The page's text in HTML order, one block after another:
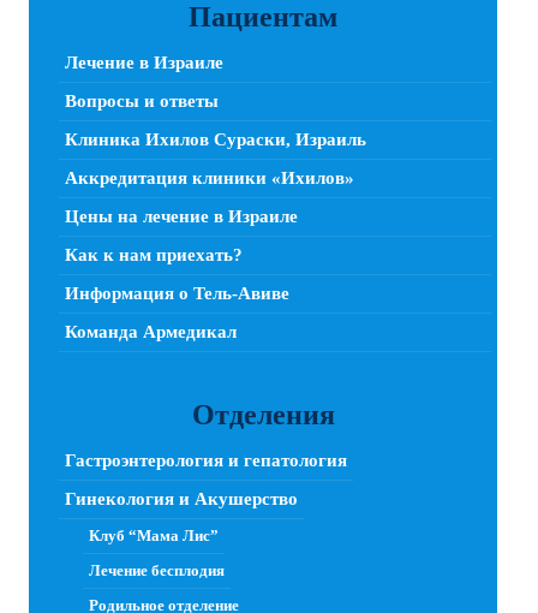
Пациентам
Лечение в Израиле
Вопросы и ответы
Клиника Ихилов Сураски, Израиль
Аккредитация клиники «Ихилов»
Цены на лечение в Израиле
Как к нам приехать?
Информация о Тель-Авиве
Команда Армедикал
Отделения
Гастроэнтерология и гепатология
Гинекология и Акушерство
Клуб “Мама Лис”
Лечение бесплодия
Родильное отделение